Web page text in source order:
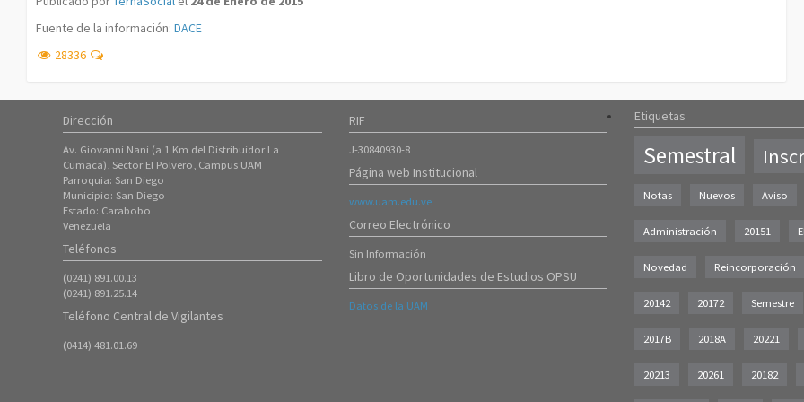
Fuente de la información: DACE
28336
Dirección
Av. Giovanni Nani (a 1 Km del Distribuidor La
Cumaca), Sector El Polvero, Campus UAM
Parroquia: San Diego
Municipio: San Diego
Estado: Carabobo
Venezuela
Teléfonos
(0241) 891.00.13
(0241) 891.25.14
Teléfono Central de Vigilantes
(0414) 481.01.69
RIF
J-30840930-8
Página web Institucional
www.uam.edu.ve
Correo Electrónico
Sin Información
Libro de Oportunidades de Estudios OPSU
Datos de la UAM
Etiquetas
Semestral
Notas Nuevos Aviso
Administración 20151
Novedad Reincorporación
20142 20172 Semestre
2017B 2018A 20221
20213 20261 20182